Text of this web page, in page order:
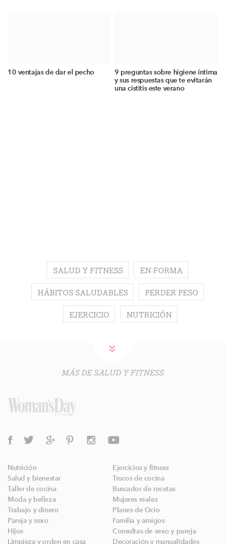
10 ventajas de dar el pecho
9 preguntas sobre higiene íntima
y sus respuestas que te evitarán
una cistitis este verano
SALUD Y FITNESS EN FORMA
HÁBITOS SALUDABLES PERDER PESO
EJERCICIO NUTRICIÓN
MÁS DE SALUD Y FITNESS
Nutrición
Ejercicios y fitness
Salud y bienestar
Trucos de cocina
Taller de cocina
Buscador de recetas
Moda y belleza
Mujeres reales
Trabajo y dinero
Planes de Ocio
Pareja y sexo
Familia y amigos
Hijos
Consultas de sexo y pareja
Limpieza y orden en casa
Decoración y manualidades